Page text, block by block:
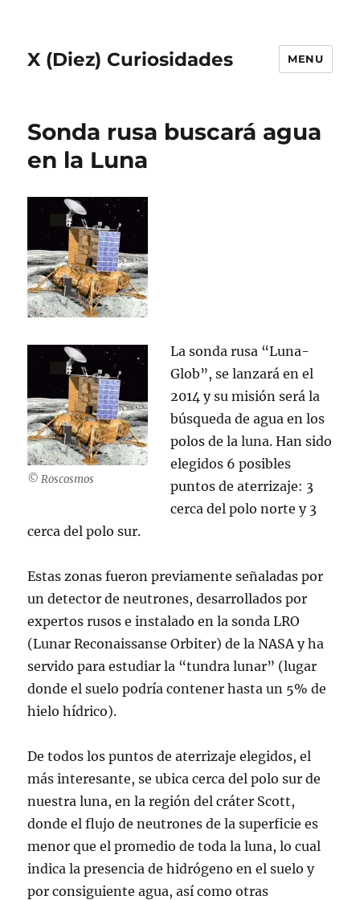
X (Diez) Curiosidades MENU
Sonda rusa buscará agua
en la Luna
© Roscosmos
La sonda rusa “Luna-
Glob”, se lanzará en el
2014 y su misión será la
búsqueda de agua en los
polos de la luna. Han sido
elegidos 6 posibles
puntos de aterrizaje: 3
cerca del polo norte y 3
cerca del polo sur.
Estas zonas fueron previamente señaladas por
un detector de neutrones, desarrollados por
expertos rusos e instalado en la sonda LRO
(Lunar Reconaissanse Orbiter) de la NASA y ha
servido para estudiar la “tundra lunar” (lugar
donde el suelo podría contener hasta un 5% de
hielo hídrico).
De todos los puntos de aterrizaje elegidos, el
más interesante, se ubica cerca del polo sur de
nuestra luna, en la región del cráter Scott,
donde el flujo de neutrones de la superficie es
menor que el promedio de toda la luna, lo cual
indica la presencia de hidrógeno en el suelo y
por consiguiente agua, así como otras